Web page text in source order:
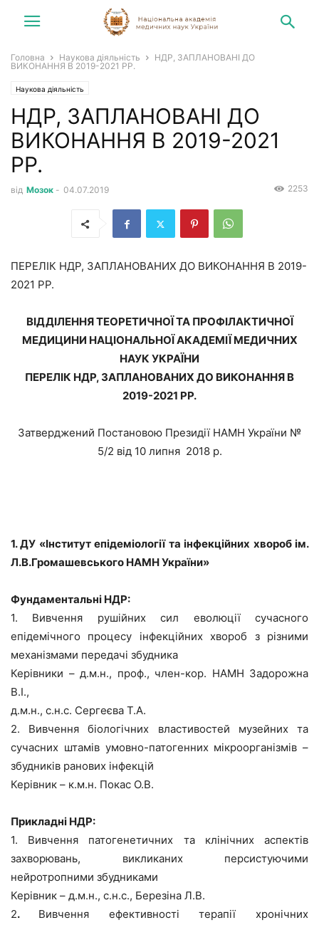
Головна Наукова діяльність
НДР, ЗАПЛАНОВАНІ ДО
ВИКОНАННЯ В 2019-2021 РР.
Наукова діяльність
НДР, ЗАПЛАНОВАНІ ДО
ВИКОНАННЯ В 2019-2021
РР.
від Мозок - 04.07.2019 2253
ПЕРЕЛІК НДР, ЗАПЛАНОВАНИХ ДО ВИКОНАННЯ В 2019-
2021 РР.
ВІДДІЛЕННЯ ТЕОРЕТИЧНОЇ ТА ПРОФІЛАКТИЧНОЇ
МЕДИЦИНИ НАЦІОНАЛЬНОЇ АКАДЕМІЇ МЕДИЧНИХ
НАУК УКРАЇНИ
ПЕРЕЛІК НДР, ЗАПЛАНОВАНИХ ДО ВИКОНАННЯ В
2019-2021 РР.
Затверджений Постановою Президії НАМН України №
5/2 від 10 липня 2018 р.
1. ДУ «Інститут епідеміології та інфекційних хвороб ім.
Л.В.Громашевського НАМН України»
Фундаментальні НДР:
1. Вивчення рушійних сил еволюції сучасного
епідемічного процесу інфекційних хвороб з різними
механізмами передачі збудника
Керівники – д.м.н., проф., член-кор. НАМН Задорожна
В.І.,
д.м.н., с.н.с. Сергеєва Т.А.
2. Вивчення біологічних властивостей музейних та
сучасних штамів умовно-патогенних мікроорганізмів –
збудників ранових інфекцій
Керівник – к.м.н. Покас О.В.
Прикладні НДР:
1. Вивчення патогенетичних та клінічних аспектів
захворювань, викликаних персистуючими
нейротропними збудниками
Керівник – д.м.н., с.н.с., Березіна Л.В.
2. Вивчення ефективності терапії хронічних